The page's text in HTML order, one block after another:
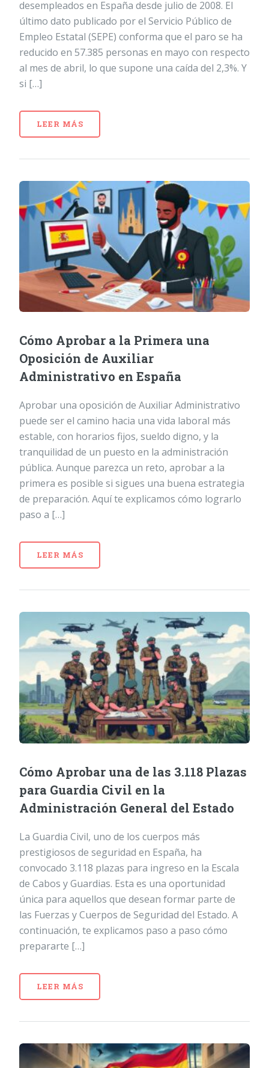
desempleados en España desde julio de 2008. El
último dato publicado por el Servicio Público de
Empleo Estatal (SEPE) conforma que el paro se ha
reducido en 57.385 personas en mayo con respecto
al mes de abril, lo que supone una caída del 2,3%. Y
si […]
LEER MÁS
Cómo Aprobar a la Primera una
Oposición de Auxiliar
Administrativo en España
Aprobar una oposición de Auxiliar Administrativo
puede ser el camino hacia una vida laboral más
estable, con horarios fijos, sueldo digno, y la
tranquilidad de un puesto en la administración
pública. Aunque parezca un reto, aprobar a la
primera es posible si sigues una buena estrategia
de preparación. Aquí te explicamos cómo lograrlo
paso a […]
LEER MÁS
Cómo Aprobar una de las 3.118 Plazas
para Guardia Civil en la
Administración General del Estado
La Guardia Civil, uno de los cuerpos más
prestigiosos de seguridad en España, ha
convocado 3.118 plazas para ingreso en la Escala
de Cabos y Guardias. Esta es una oportunidad
única para aquellos que desean formar parte de
las Fuerzas y Cuerpos de Seguridad del Estado. A
continuación, te explicamos paso a paso cómo
prepararte […]
LEER MÁS